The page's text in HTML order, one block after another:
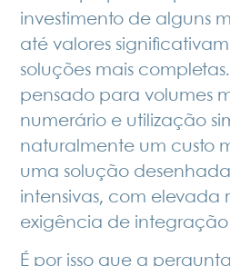
investimento de alguns
até valores
soluções mais
pensado para volumes
numerário e utilização
naturalmente um custo
uma solução
intensivas, com
exigência de
É por isso que a